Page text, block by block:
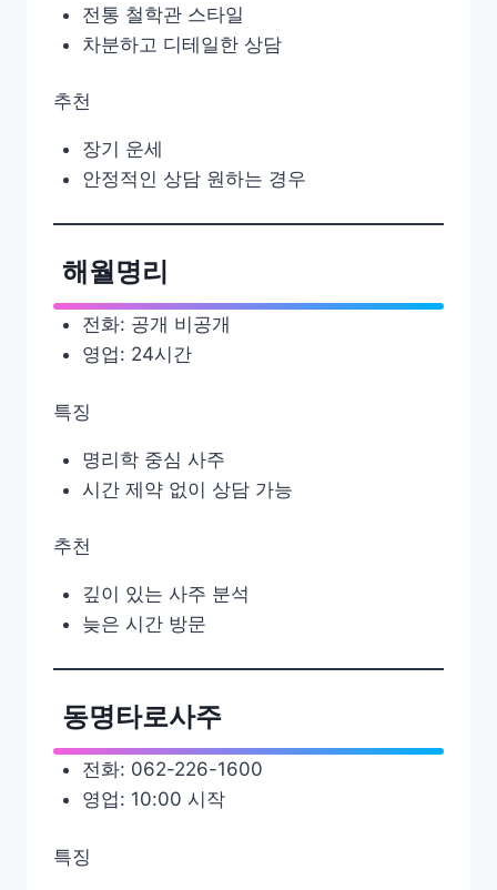
전통 철학관 스타일
차분하고 디테일한 상담
추천
장기 운세
안정적인 상담 원하는 경우
해월명리
전화: 공개 비공개
영업: 24시간
특징
명리학 중심 사주
시간 제약 없이 상담 가능
추천
깊이 있는 사주 분석
늦은 시간 방문
동명타로사주
전화: 062-226-1600
영업: 10:00 시작
특징